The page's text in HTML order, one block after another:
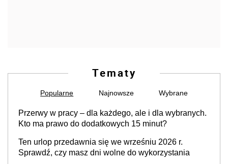
Tematy
Popularne Najnowsze Wybrane
Przerwy w pracy – dla każdego, ale i dla wybranych.
Kto ma prawo do dodatkowych 15 minut?
Ten urlop przedawnia się we wrześniu 2026 r.
Sprawdź, czy masz dni wolne do wykorzystania